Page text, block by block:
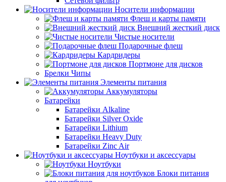
Носители информации
Флеш и карты памяти
Внешний жесткий диск
Чистые носители
Подарочные флеш
Кардридеры
Портмоне для дисков
Брелки Чипы
Элементы питания
Аккумуляторы
Батарейки
Батарейки Alkaline
Батарейки Silver Oxide
Батарейки Lithium
Батарейки Heavy Duty
Батарейки Zinc Air
Ноутбуки и аксессуары
Ноутбуки
Блоки питания